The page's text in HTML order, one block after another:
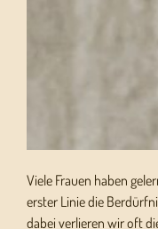
Viele Frauen haben
erster Linie die
dabei verlieren wir oft